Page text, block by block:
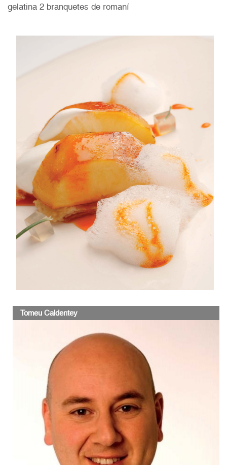
gelatina 2 branquetes de romaní
Tomeu Caldentey